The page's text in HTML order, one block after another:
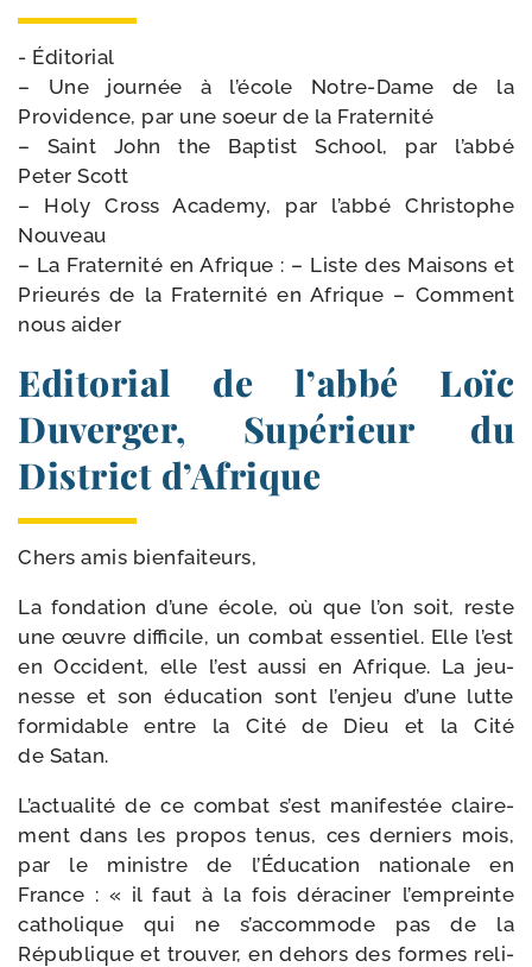
- Éditorial
– Une jour­née à l’é­cole Notre-​Dame de la
Providence, par une soeur de la Fraternité
– Saint John the Baptist School, par l’ab­bé
Peter Scott
– Holy Cross Academy, par l’ab­bé Christophe
Nouveau
– La Fraternité en Afrique : – Liste des Maisons et
Prieurés de la Fraternité en Afrique – Comment
nous aider
Editorial de l’abbé Loïc
Duverger, Supérieur du
District d’Afrique
Chers amis bienfaiteurs,
La fon­da­tion d’une école, où que l’on soit, reste
une œuvre dif­fi­cile, un com­bat essen­tiel. Elle l’est
en Occident, elle l’est aus­si en Afrique. La jeu­
nesse et son édu­ca­tion sont l’en­jeu d’une lutte
for­mi­dable entre la Cité de Dieu et la Cité
de Satan.
L’actualité de ce com­bat s’est mani­fes­tée clai­re­
ment dans les pro­pos tenus, ces der­niers mois,
par le ministre de l’Éducation natio­nale en
France : « il faut à la fois déra­ci­ner l’empreinte
catho­lique qui ne s’ac­com­mode pas de la
République et trou­ver, en dehors des formes reli­